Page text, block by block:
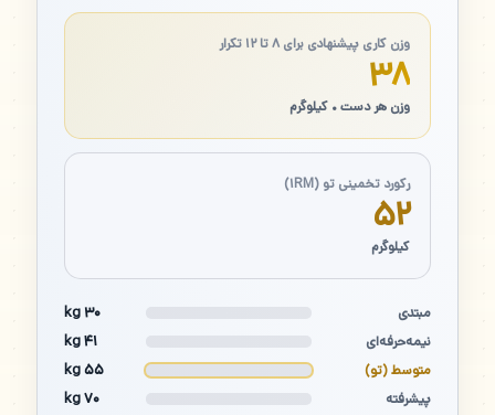
وزن کاری پیشنهادی برای ۸ تا ۱۲ تکرار
۳۸
وزن هر دست • کیلوگرم
رکورد تخمینی تو (۱RM)
۵۲
کیلوگرم
مبتدی ۳۰ kg
نیمه‌حرفه‌ای ۴۱ kg
متوسط (تو) ۵۵ kg
پیشرفته ۷۰ kg